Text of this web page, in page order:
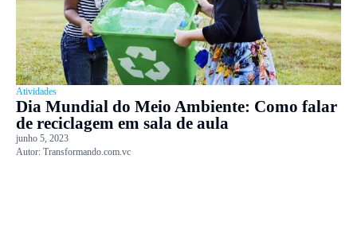
Atividades
Dia Mundial do Meio Ambiente: Como falar
de reciclagem em sala de aula
junho 5, 2023
Autor: Transformando.com.vc